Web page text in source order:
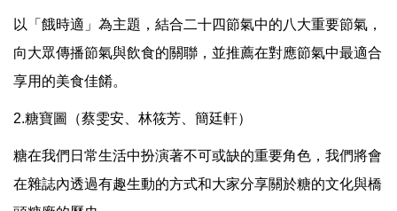
以「餓時適」為主題，結合二十四節氣中的八大重要節氣，
向大眾傳播節氣與飲食的關聯，並推薦在對應節氣中最適合
享用的美食佳餚。
2.糖寶圖（蔡雯安、林筱芳、簡廷軒）
糖在我們日常生活中扮演著不可或缺的重要角色，我們將會
在雜誌內透過有趣生動的方式和大家分享關於糖的文化與橋